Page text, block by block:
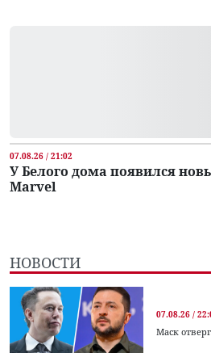
07.08.26 / 21:02
У Белого дома появился
Marvel
НОВОСТИ
07.08.26 /
Маск